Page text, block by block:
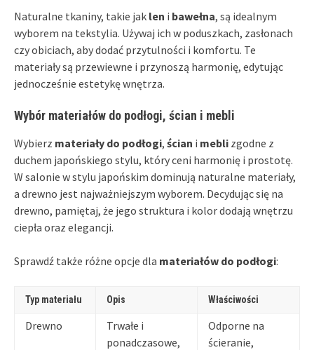
Naturalne tkaniny, takie jak len i bawełna, są idealnym
wyborem na tekstylia. Używaj ich w poduszkach, zasłonach
czy obiciach, aby dodać przytulności i komfortu. Te
materiały są przewiewne i przynoszą harmonię, edytując
jednocześnie estetykę wnętrza.
Wybór materiałów do podłogi, ścian i mebli
Wybierz materiały do podłogi, ścian i mebli zgodne z
duchem japońskiego stylu, który ceni harmonię i prostotę.
W salonie w stylu japońskim dominują naturalne materiały,
a drewno jest najważniejszym wyborem. Decydując się na
drewno, pamiętaj, że jego struktura i kolor dodają wnętrzu
ciepła oraz elegancji.
Sprawdź także różne opcje dla materiałów do podłogi:
Typ materiału Opis Właściwości
Drewno
Trwałe i
ponadczasowe,
Odporne na
ścieranie,